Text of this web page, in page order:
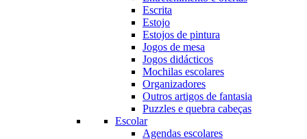
Escrita
Estojo
Estojos de pintura
Jogos de mesa
Jogos didácticos
Mochilas escolares
Organizadores
Outros artigos de fantasia
Puzzles e quebra cabeças
Escolar
Agendas escolares